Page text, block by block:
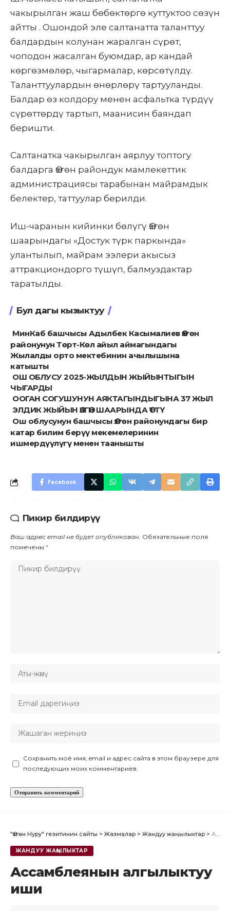
чакырылган жаш бөбөктөргө куттуктоо сөзүн
айтты . Ошондой эле салтанатта таланттуу
балдардын колунан жаралган сүрөт,
чоподон жасалган буюмдар, ар кандай
көргөзмөлөр, чыгармалар, көрсөтүлдү.
Таланттуулардын өнөрлөрү тартууланды.
Балдар өз колдору менен асфальтка түрдүү
сүрөттөрдү тартып, маанисин баяндап
беришти.
Салтанатка чакырылган аярлуу топтогу
балдарга Өзгөн райондук мамлекеттик
администрациясы тарабынан майрамдык
белектер, таттуулар берилди.
Иш-чаранын кийинки бөлүгү Өзгөн
шаарындагы «Достук түрк паркында»
улантылып, майрам ээлери акысыз
аттракциондорго түшүп, балмуздактар
таратылды.
Бул дагы кызыктуу
МинКаб башчысы Адылбек Касымалиев Өзгөн
районунун Төрт-Көл айыл аймагындагы
Жылалды орто мектебинин ачылышына
катышты
ОШ ОБЛУСУ 2025-ЖЫЛДЫН ЖЫЙЫНТЫГЫН
ЧЫГАРДЫ
ООГАН СОГУШУНУН АЯКТАГЫНДЫГЫНА 37 ЖЫЛ
ЭЛДИК ЖЫЙЫН ӨЗГӨН ШААРЫНДА ӨТТҮ
Ош облусунун башчысы Өзгөн районундагы бир
катар билим берүү мекемелеринин
ишмердүүлүгү менен таанышты
Facebook
Пикир билдирүү
Ваш адрес email не будет опубликован. Обязательные поля
помечены *
Сохранить моё имя, email и адрес сайта в этом браузере для
последующих моих комментариев.
"Өзгөн Нуру" гезитинин сайты > Жазмалар > Жандуу жаңылыктар > Ассамблеянын алгылыктуу иши
ЖАНДУУ ЖАҢЫЛЫКТАР
Ассамблеянын алгылыктуу
иши